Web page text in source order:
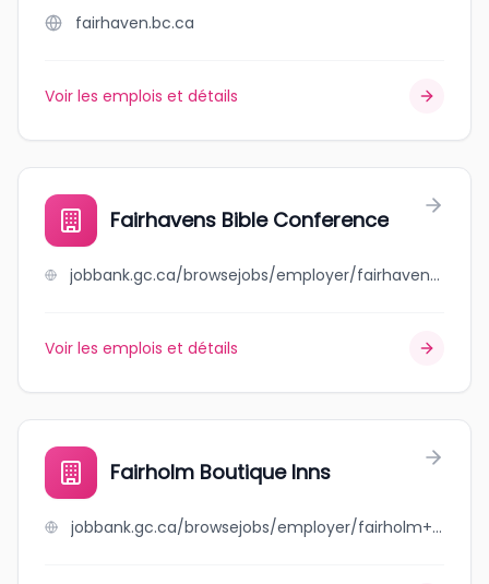
fairhaven.bc.ca
Voir les emplois et détails
Fairhavens Bible Conference
jobbank.gc.ca/browsejobs/employer/fairhavens+bible+conference/ca
Voir les emplois et détails
Fairholm Boutique Inns
jobbank.gc.ca/browsejobs/employer/fairholm+boutique+inns/ca